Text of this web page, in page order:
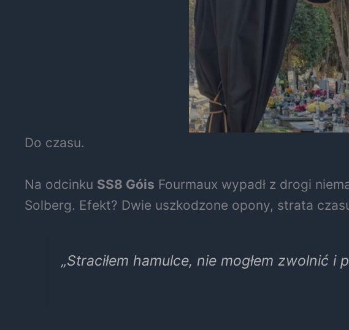
Do czasu.
Na odcinku SS8 Góis Fourmaux wypadł z drogi
Solberg. Efekt? Dwie uszkodzone opony, strata
„Straciłem hamulce, nie mogłem zwolnić i